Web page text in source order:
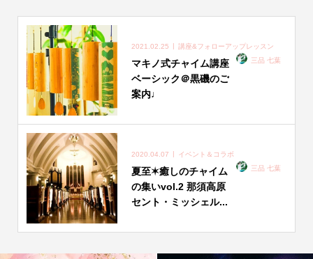
2021.02.25
講座&フォローアップレッスン
三品 七葉
マキノ式チャイム講座
ベーシック＠黒磯のご
案内♩
2020.04.07
イベント＆コラボ
三品 七葉
夏至✶癒しのチャイム
の集いvol.2 那須高原
セント・ミッシェル...